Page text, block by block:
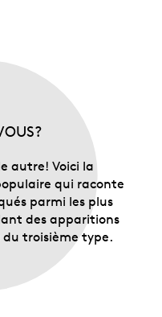
autre! Voici la
qui raconte
parmi les plus
des apparitions
troisième type.